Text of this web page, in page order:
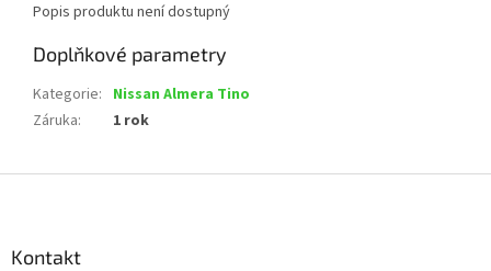
Popis produktu není dostupný
Doplňkové parametry
Kategorie: Nissan Almera Tino
Záruka: 1 rok
Kontakt